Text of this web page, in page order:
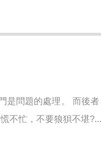
問題的處理。 而後
不忙，不要狼狽不堪?...